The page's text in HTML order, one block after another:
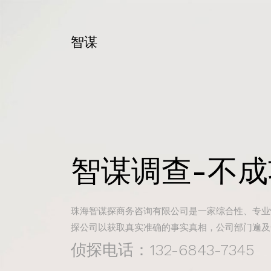
智谋
智谋调查-不
珠海智谋探商务咨询有限公司是一家综合性、专
探公司以获取真实准确的事实真相，公司部门遍
侦探电话：132-6843-7345